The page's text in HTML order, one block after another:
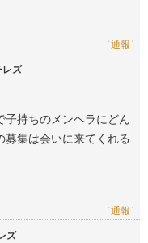
［通報］
レズ
子持ちのメンヘラにどん
募集は会いに来てくれる
［通報］
ズ